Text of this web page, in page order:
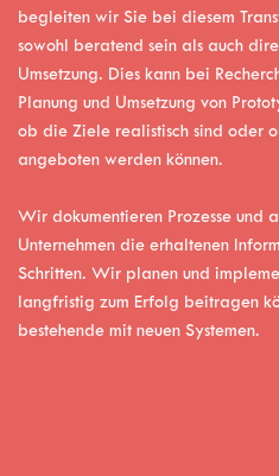
begleiten wir Sie bei diesem
sowohl beratend sein als auch
Umsetzung. Dies kann bei
Planung und Umsetzung von
ob die Ziele realistisch sind oder
angeboten werden können.
Wir dokumentieren Prozesse und
Unternehmen die erhaltenen
Schritten. Wir planen und
langfristig zum Erfolg beitragen
bestehende mit neuen Systemen.